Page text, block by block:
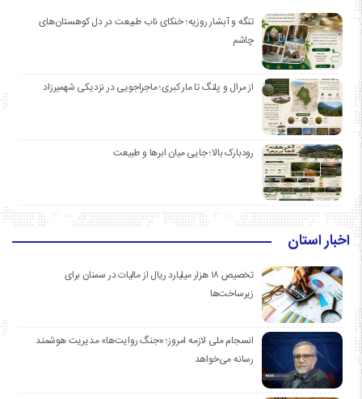
تنگه و آبشار روزیه؛ خنکای ناب طبیعت در دل کوهستان‌های
چاشم
از مرال و پلنگ تا مار کبری؛ ماجراجویی در نزدیکی شهمیرزاد
رودبارک بالا؛ جایی میان ابرها و طبیعت
اخبار استان
تخصیص ۱۸ هزار میلیارد ریال از مالیات در سمنان برای
زیرساخت‌ها
انسجام ملی لازمه امروز؛ «جنگ روایت‌ها» مدیریت هوشمند
رسانه می‌خواهد